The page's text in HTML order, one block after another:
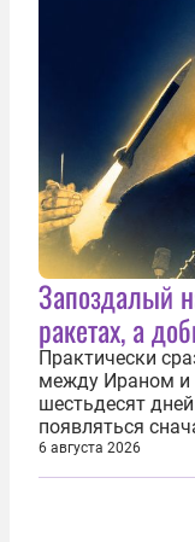
Запоздалый
ракетах, а
Практически
между Ираном и
шестьдесят
появляться
вовсе
в войне.
6 августа 2026